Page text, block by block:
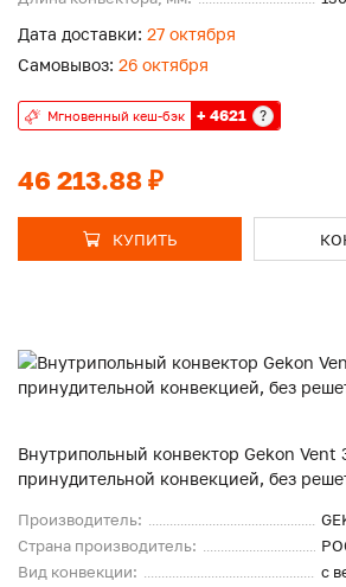
46 213.88 ₽
Дата доставки: 27 октября
Самовывоз: 26 октября
Мгновенный кеш-бэк + 4621 ?
КУПИТЬ
Внутрипольный конвектор Gekon Vent
принудительной конвекцией, без
Производитель:
Страна производитель:
Вид конвекции:
с